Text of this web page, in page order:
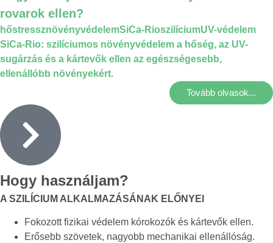
rovarok ellen?
hőstressznövényvédelemSiCa-RioszilíciumUV-védelem
SiCa-Rio: szilíciumos növényvédelem a hőség, az UV-
sugárzás és a kártevők ellen az egészségesebb,
ellenállóbb növényekért.
Tovább olvasok...
Hogy használjam?
A SZILÍCIUM ALKALMAZÁSÁNAK ELŐNYEI
Fokozott fizikai védelem kórokozók és kártevők ellen.
Erősebb szövetek, nagyobb mechanikai ellenállóság.